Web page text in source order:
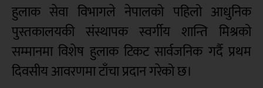
हुलाक सेवा विभागले नेपालको पहिलो आधुनिक
पुस्तकालयकी संस्थापक स्वर्गीय शान्ति मिश्रको
सम्मानमा विशेष हुलाक टिकट सार्वजनिक गर्दै प्रथम
दिवसीय आवरणमा टाँचा प्रदान गरेको छ।